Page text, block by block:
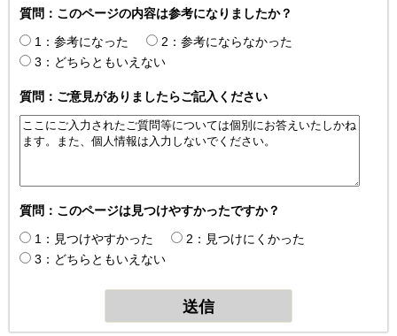
質問：このページの内容は参考になりましたか？
1：参考になった
2：参考にならなかった
3：どちらともいえない
質問：ご意見がありましたらご記入ください
質問：このページは見つけやすかったですか？
1：見つけやすかった
2：見つけにくかった
3：どちらともいえない